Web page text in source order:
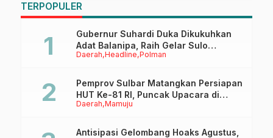
TERPOPULER
Daerah Headline Polman
Gubernur Suhardi Duka Dikukuhkan
Adat Balanipa, Raih Gelar Sulo
Tappidena
Daerah Mamuju
Pemprov Sulbar Matangkan Persiapan
HUT Ke-81 RI, Puncak Upacara di
Lapangan Ahmad Kirang
Antisipasi Gelombang Hoaks Agustus,